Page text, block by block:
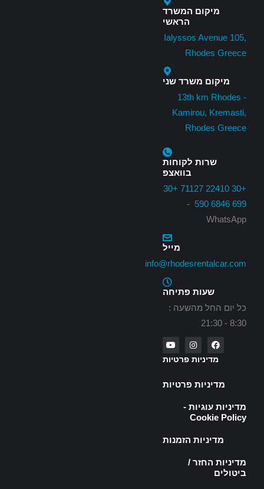
מיקום המשרד
הראשי
Ialyssos Avenue 105,
Rhodes Greece
מיקום משרד שני
13th km Rhodes -
Kamirou, Kremasti,
Rhodes Greece
שרות לקוחות
בוואצפ
+30 22410 71127
+30
699 6846 590
-
WhatsApp ⁦
מייל
info@rhodesrentalcar.com
שעות פתיחה
כל יום החל מהשעה :
8:30 - 21:30
מדיניות פרטיות
מדיניות פרטיות
מדיניות עוגיות -
Cookie Policy
מדיניות הזמנות
מדיניות החזר /
ביטולים